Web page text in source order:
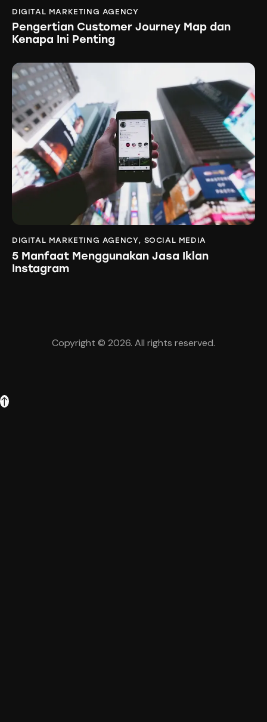
DIGITAL MARKETING AGENCY
Pengertian Customer Journey Map dan
Kenapa Ini Penting
DIGITAL MARKETING AGENCY, SOCIAL MEDIA
5 Manfaat Menggunakan Jasa Iklan
Instagram
Copyright © 2026. All rights reserved.